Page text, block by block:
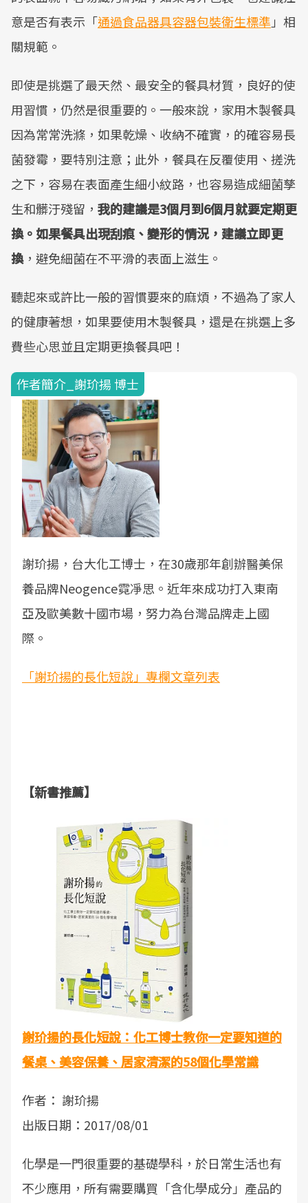
意是否有表示「通過食品器具容器包裝衛生標準」相
關規範。
即使是挑選了最天然、最安全的餐具材質，良好的使
用習慣，仍然是很重要的。一般來說，家用木製餐具
因為常常洗滌，如果乾燥、收納不確實，的確容易長
菌發霉，要特別注意；此外，餐具在反覆使用、搓洗
之下，容易在表面產生細小紋路，也容易造成細菌孳
生和髒汙殘留， 我的建議是3個月到6個月就要定期更
換。如果餐具出現刮痕、變形的情況，建議立即更
換，避免細菌在不平滑的表面上滋生。
聽起來或許比一般的習慣要來的麻煩，不過為了家人
的健康著想，如果要使用木製餐具，還是在挑選上多
費些心思並且定期更換餐具吧！
作者簡介_謝玠揚 博士
謝玠揚，台大化工博士，在30歲那年創辦醫美保
養品牌Neogence霓凈思。近年來成功打入東南
亞及歐美數十國市場，努力為台灣品牌走上國
際。
「謝玠揚的長化短說」專欄文章列表
【新書推薦】
謝玠揚的長化短說：化工博士教你一定要知道的
餐桌、美容保養、居家清潔的58個化學常識
作者： 謝玠揚
出版日期：2017/08/01
化學是一門很重要的基礎學科，於日常生活也有
不少應用，所有需要購買「含化學成分」產品的